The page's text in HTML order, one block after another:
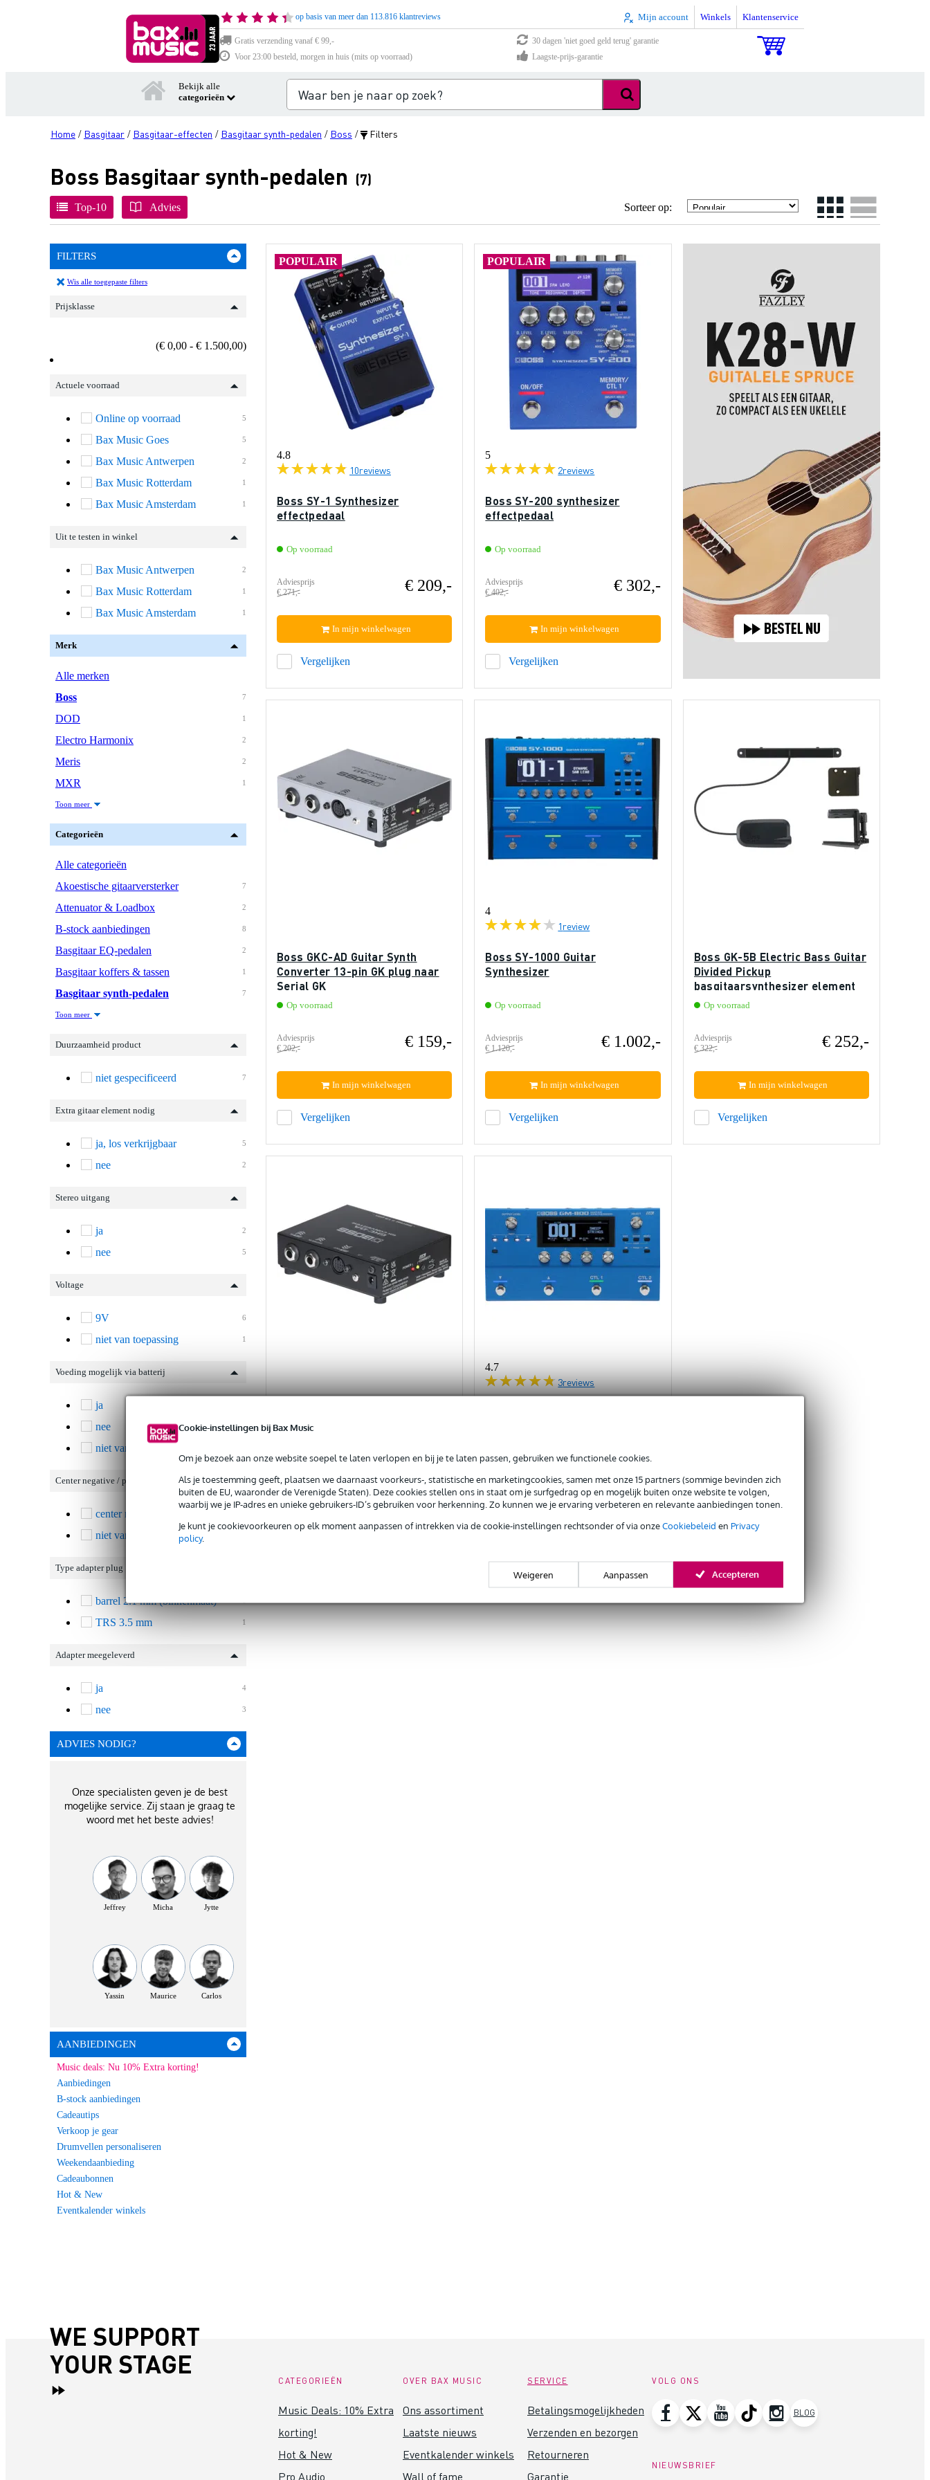
Cookie-instellingen bij Bax Music
Om je bezoek aan onze website soepel te laten verlopen en bij je te laten passen, gebruiken we functionele cookies.
Als je toestemming geeft, plaatsen we daarnaast voorkeurs-, statistische en marketingcookies, samen met onze 15 partners (sommige bevinden zich
buiten de EU, waaronder de Verenigde Staten). Deze cookies stellen ons in staat om je surfgedrag op en mogelijk buiten onze website te volgen,
waarbij we je IP-adres en unieke gebruikers-ID’s gebruiken voor herkenning. Zo kunnen we je ervaring verbeteren en relevante aanbiedingen tonen.
Je kunt je cookievoorkeuren op elk moment aanpassen of intrekken via de cookie-instellingen rechtsonder of via onzeCookiebeleid en Privacy
policy.
Weigeren Aanpassen Accepteren
op basis van meer dan 113.816 klantreviews Mijn account Winkels Klantenservice
Gratis verzending vanaf € 99,-
30 dagen 'niet goed geld terug' garantie
Voor 23:00 besteld, morgen in huis (mits op voorraad)
Laagste-prijs-garantie
Bekijk alle
categorieën
Home / Basgitaar / Basgitaar-effecten / Basgitaar synth-pedalen / Boss / Filters
Boss Basgitaar synth-pedalen (7)
Top-10 Advies Sorteer op:
FILTERS
Wis alle toegepaste filters
Prijsklasse
(€ 0,00 - € 1.500,00)
Actuele voorraad
5
Online op voorraad
5
Bax Music Goes
2
Bax Music Antwerpen
1
Bax Music Rotterdam
1
Bax Music Amsterdam
Uit te testen in winkel
2
Bax Music Antwerpen
1
Bax Music Rotterdam
1
Bax Music Amsterdam
Merk
Alle merken
7
Boss
1
DOD
2
Electro Harmonix
2
Meris
1
MXR
Toon meer
Categorieën
Alle categorieën
7
Akoestische gitaarversterker
2
Attenuator & Loadbox
8
B-stock aanbiedingen
2
Basgitaar EQ-pedalen
1
Basgitaar koffers & tassen
7
Basgitaar synth-pedalen
Toon meer
Duurzaamheid product
7
niet gespecificeerd
Extra gitaar element nodig
5
ja, los verkrijgbaar
2
nee
Stereo uitgang
2
ja
5
nee
Voltage
6
9V
1
niet van toepassing
Voeding mogelijk via batterij
ja
4
nee
niet van toepassing
Center negative / positive
center negative
niet van toepassing
Type adapter plug
6
barrel 2.1 mm (binnenmaat)
1
TRS 3.5 mm
Adapter meegeleverd
4
ja
3
nee
ADVIES NODIG?
Onze specialisten geven je de best
mogelijke service. Zij staan je graag te
woord met het beste advies!
Jeffrey Micha Jytte
Yassin Maurice Carlos
AANBIEDINGEN
Music deals: Nu 10% Extra korting!
Aanbiedingen
B-stock aanbiedingen
Cadeautips
Verkoop je gear
Drumvellen personaliseren
Weekendaanbieding
Cadeaubonnen
Hot & New
Eventkalender winkels
POPULAIR
4.8
10reviews
Boss SY-1 Synthesizer
effectpedaal
Op voorraad
Adviesprijs
€ 271,-
€ 209,-
Vergelijken
In mijn winkelwagen
POPULAIR
5
2reviews
Boss SY-200 synthesizer
effectpedaal
Op voorraad
Adviesprijs
€ 402,-
€ 302,-
Vergelijken
In mijn winkelwagen
Boss GKC-AD Guitar Synth
Converter 13-pin GK plug naar
Serial GK
Op voorraad
Adviesprijs
€ 202,-
€ 159,-
Vergelijken
In mijn winkelwagen
4
1review
Boss SY-1000 Guitar
Synthesizer
Op voorraad
Adviesprijs
€ 1.120,-
€ 1.002,-
Vergelijken
In mijn winkelwagen
Boss GK-5B Electric Bass Guitar
Divided Pickup
basgitaarsynthesizer element
Op voorraad
Adviesprijs
€ 322,-
€ 252,-
Vergelijken
In mijn winkelwagen
Converter Serial GK plug naar
Op voorraad bij de leverancier
Adviesprijs
€ 247,-
€ 153,-
4.7
3reviews
Bestel nu en ontvang binnen circa 7 weken
Adviesprijs
€ 680,-
€ 623,-
Vergelijken
WE SUPPORT
YOUR STAGE
CATEGORIEËN
Music Deals: 10% Extra
korting!
Hot & New
Pro Audio
OVER BAX MUSIC
Ons assortiment
Laatste nieuws
Eventkalender winkels
Wall of fame
SERVICE
Betalingsmogelijkheden
Verzenden en bezorgen
Retourneren
Garantie
VOLG ONS
BLOG
NIEUWSBRIEF